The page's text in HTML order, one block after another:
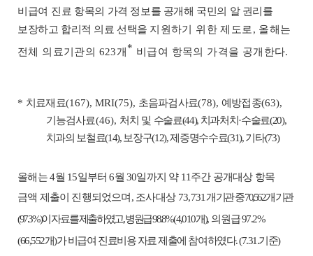
비급여 진료 항목의 가격 정보를 공개해 국민의 알 권리를
보장하고 합리적 의료 선택을 지원하기 위한 제도로, 올해는
전체 의료기관의 623개 * 비급여 항목의 가격을 공개 한다.
* 치료재료(167), MRI(75), 초음파검사료(78), 예방접종(63),
기능검사료(46), 처치 및 수술료(44), 치과처치 ·수술료(20),
치과의 보철료(14),보장구(12),제증명수수료(31),기타(73)
올해는4월 15일부터6월 30일까지 약 11주간 공개대상 항목
금액 제출이 진행되었으며 , 조사대상 73,731개 기관 중70,562개 기관
(97.3%)이 자료를 제출하였고,병원급98.8%(4,010개), 의원급97.2%
(66,552개)가 비급여 진료비용 자료 제출에 참여하였다. (7.31.기준)